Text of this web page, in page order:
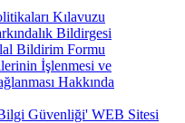
Kılavuzu
Bildirgesi
Bildirim Formu
İşlenmesi ve
Hakkında
Güvenliği' WEB Sitesi